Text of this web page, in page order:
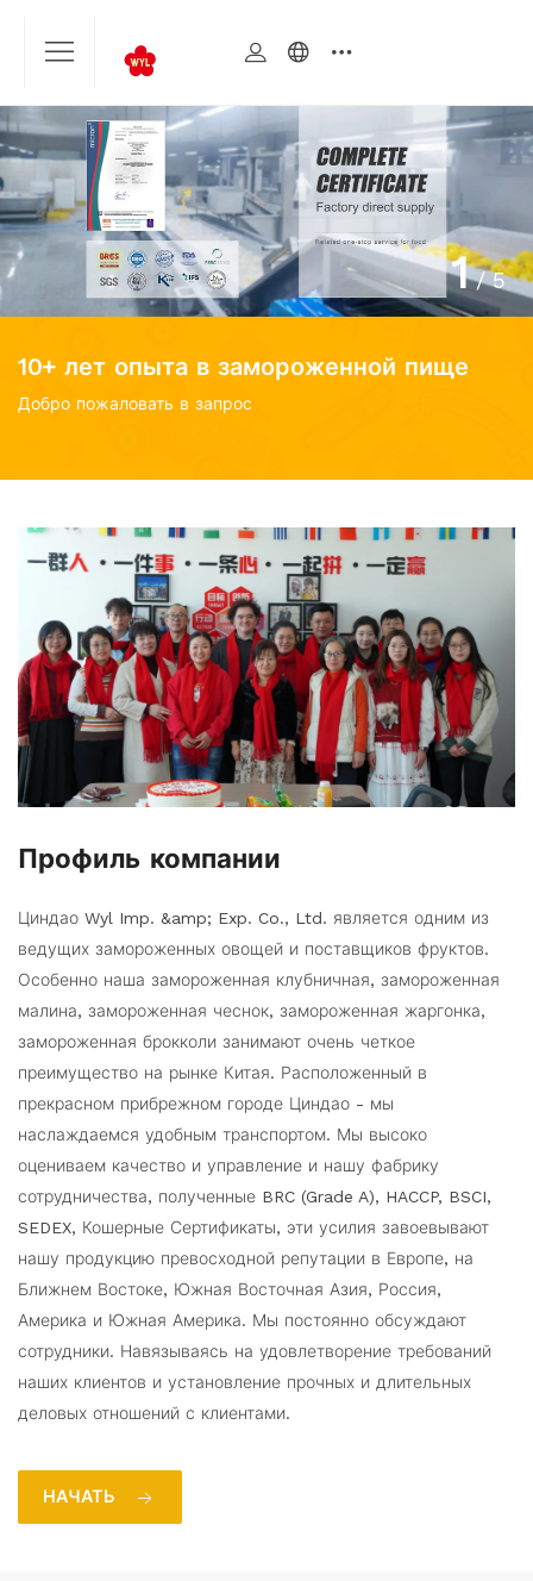
10+ лет опыта в замороженной пище
Добро пожаловать в запрос
1/5
Профиль компании
Циндао Wyl Imp. &amp; Exp. Co., Ltd. является одним из
ведущих замороженных овощей и поставщиков фруктов.
Особенно наша замороженная клубничная, замороженная
малина, замороженная чеснок, замороженная жаргонка,
замороженная брокколи занимают очень четкое
преимущество на рынке Китая. Расположенный в
прекрасном прибрежном городе Циндао - мы
наслаждаемся удобным транспортом. Мы высоко
оцениваем качество и управление и нашу фабрику
сотрудничества, полученные BRC (Grade A), HACCP, BSCI,
SEDEX, Кошерные Сертификаты, эти усилия завоевывают
нашу продукцию превосходной репутации в Европе, на
Ближнем Востоке, Южная Восточная Азия, Россия,
Америка и Южная Америка. Мы постоянно обсуждают
сотрудники. Навязываясь на удовлетворение требований
наших клиентов и установление прочных и длительных
деловых отношений с клиентами.
НАЧАТЬ